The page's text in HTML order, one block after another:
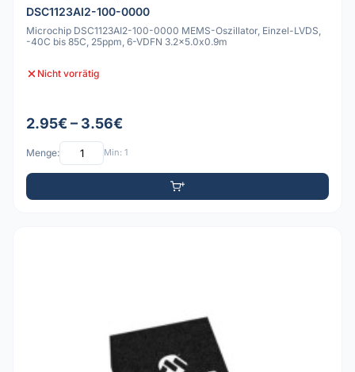
DSC1123AI2-100-0000
Microchip DSC1123AI2-100-0000 MEMS-Oszillator, Einzel-LVDS,
-40C bis 85C, 25ppm, 6-VDFN 3.2x5.0x0.9m
Nicht vorrätig
2.95€ – 3.56€
Menge: Min: 1